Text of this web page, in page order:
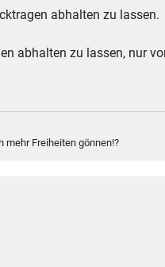
abhalten zu lassen.
abhalten zu lassen, nur
Freiheiten gönnen!?